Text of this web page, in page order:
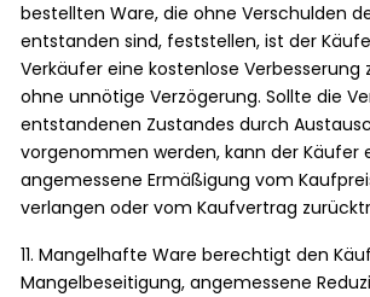
bestellten Ware, die ohne Verschulden
entstanden sind, feststellen, ist der
Verkäufer eine kostenlose Verbesserung
ohne unnötige Verzögerung. Sollte die
entstandenen Zustandes durch
vorgenommen werden, kann der Käufer
angemessene Ermäßigung vom
verlangen oder vom Kaufvertrag
11. Mangelhafte Ware berechtigt den
Mangelbeseitigung, angemessene